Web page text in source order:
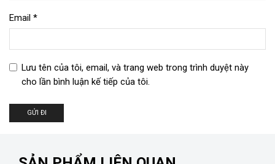
Email *
Lưu tên của tôi, email, và trang web trong trình duyệt này
cho lần bình luận kế tiếp của tôi.